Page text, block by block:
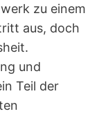
zu einem
aus, doch
und
Teil der